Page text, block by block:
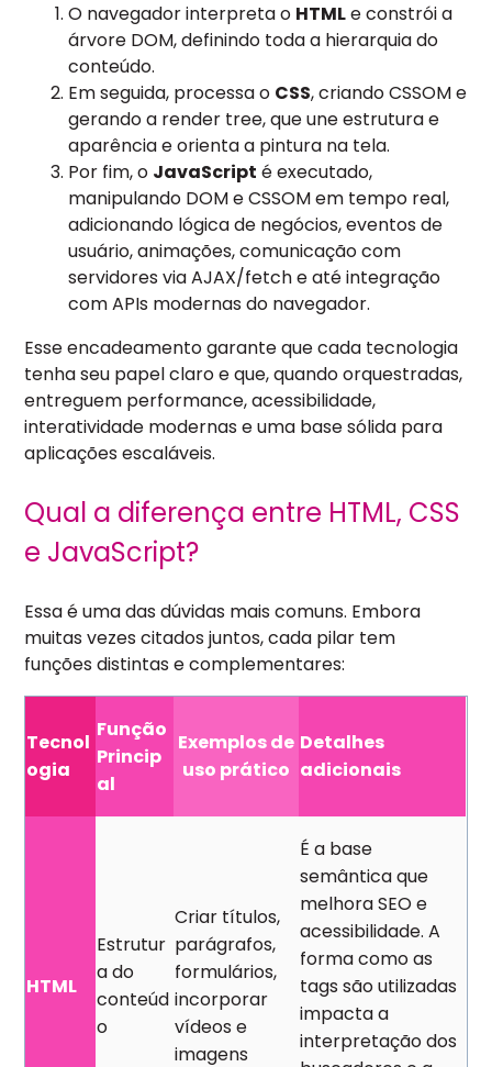
O navegador interpreta o HTMLe constrói a
árvore DOM, definindo toda a hierarquia do
conteúdo.
Em seguida, processa o CSS, criando CSSOM e
gerando a render tree, que une estrutura e
aparência e orienta a pintura na tela.
Por fim, o JavaScript é executado,
manipulando DOM e CSSOM em tempo real,
adicionando lógica de negócios, eventos de
usuário, animações, comunicação com
servidores via AJAX/fetch e até integração
com APIs modernas do navegador.
Esse encadeamento garante que cada tecnologia
tenha seu papel claro e que, quando orquestradas,
entreguem performance, acessibilidade,
interatividade modernas e uma base sólida para
aplicações escaláveis.
Qual a diferença entre HTML, CSS
e JavaScript?
Essa é uma das dúvidas mais comuns. Embora
muitas vezes citados juntos, cada pilar tem
funções distintas e complementares:
Tecnol
ogia
Função
Princip
al
Exemplos de
uso prático
Detalhes
adicionais
HTML
Estrutur
a do
conteúd
o
Criar títulos,
parágrafos,
formulários,
incorporar
vídeos e
imagens
É a base
semântica que
melhora SEO e
acessibilidade. A
forma como as
tags são utilizadas
impacta a
interpretação dos